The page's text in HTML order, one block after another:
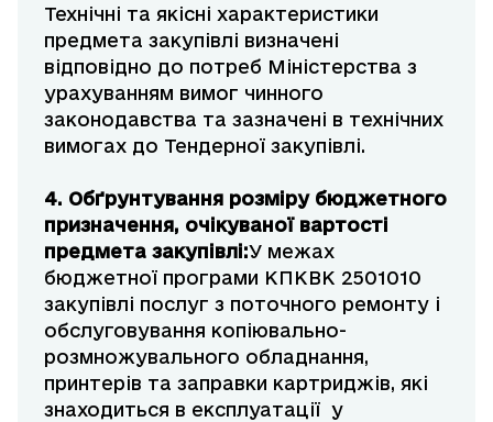
Технічні та якісні характеристики
предмета закупівлі визначені
відповідно до потреб Міністерства з
урахуванням вимог чинного
законодавства та зазначені в технічних
вимогах до Тендерної закупівлі.
4. Обґрунтування розміру бюджетного
призначення, очікуваної вартості
предмета закупівлі:У межах
бюджетної програми КПКВК 2501010
закупівлі послуг з поточного ремонту і
обслуговування копіювально-
розмножувального обладнання,
принтерів та заправки картриджів, які
знаходиться в експлуатації у